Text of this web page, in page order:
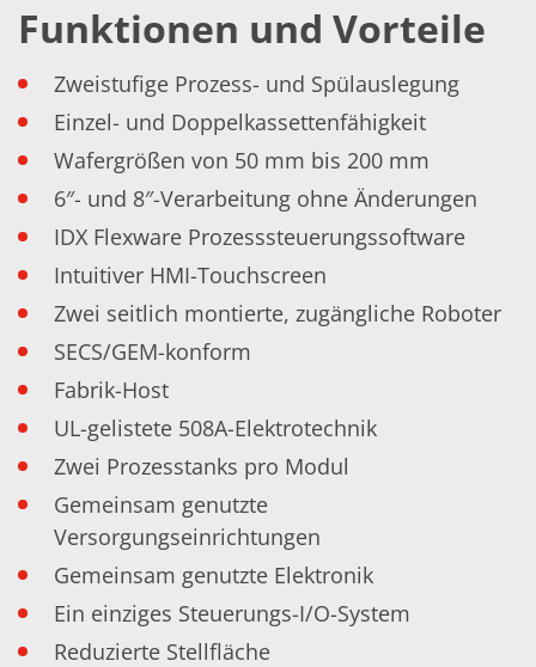
Downloads
Presse
Messen
Ätzen
Carrier
DI Wasser
Fab
SECS/GEM
Einzelwafer Bearbeitung
TruEtch®
Marangoni Dryer
Benefits
Ausbildung & Studium
RENA_Benefits
Ausbildung
Praktikum
News Ausbildung & Studium
RENA als Arbeitgeber
Bewerben bei RENA
Kontakt
Kontaktformular Lieferant
Kontaktformular
Kontaktformular Service
Funktionen und Vorteile
Zweistufige Prozess- und Spülauslegung
Einzel- und Doppelkassettenfähigkeit
Wafergrößen von 50 mm bis 200 mm
6″- und 8″-Verarbeitung ohne Änderungen
IDX Flexware Prozesssteuerungssoftware
Intuitiver HMI-Touchscreen
Zwei seitlich montierte, zugängliche Roboter
SECS/GEM-konform
Fabrik-Host
UL-gelistete 508A-Elektrotechnik
Zwei Prozesstanks pro Modul
Gemeinsam genutzte
Versorgungseinrichtungen
Gemeinsam genutzte Elektronik
Ein einziges Steuerungs-I/O-System
Reduzierte Stellfläche